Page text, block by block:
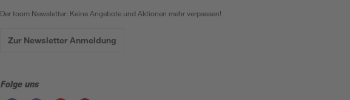
Der toom Newsletter: Keine Angebote und Aktionen mehr verpassen!
Zur Newsletter Anmeldung
Folge uns